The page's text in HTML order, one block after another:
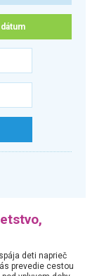
deti naprieč
prevedie cestou